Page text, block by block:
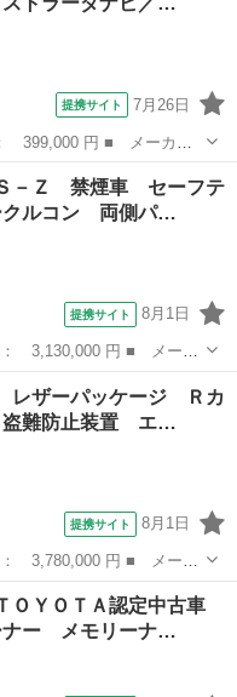
提携サイト 7月26日
レード名： Ｓ １．５
ーダナビ／Ｂカメ／フル
Ｓ－Ｚ 禁煙車 セーフテ
クルコン 両側パ…
提携サイト 8月1日
■ グレード名： Ｓ－
ルコン 両側パワースラ
レザーパッケージ Ｒカ
難防止装置 エ…
提携サイト 8月1日
グレード名： Ｚ レザ
難防止装置 エアバッグ
ＯＹＯＴＡ認定中古車
ナー メモリーナ…